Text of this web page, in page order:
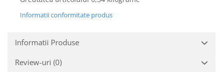
Cosmetice si produse ingrijire
Jucarii, Copii & Bebe
Camera copilului
Informatii conformitate produs
Informatii Produse
Review-uri (0)